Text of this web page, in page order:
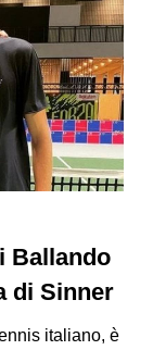
Ballando
di Sinner
italiano, è